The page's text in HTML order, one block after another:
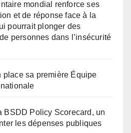
mondial renforce ses
et de réponse face à la
pourrait plonger des
personnes dans l’insécurité
place sa première Équipe
BSDD Policy Scorecard, un
les dépenses publiques